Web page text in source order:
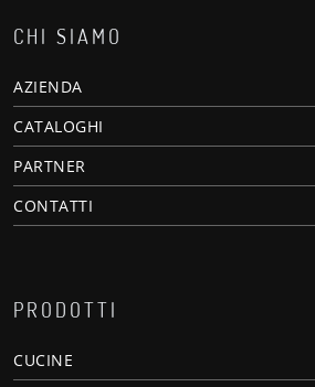
CHI SIAMO
AZIENDA
CATALOGHI
PARTNER
CONTATTI
PRODOTTI
CUCINE